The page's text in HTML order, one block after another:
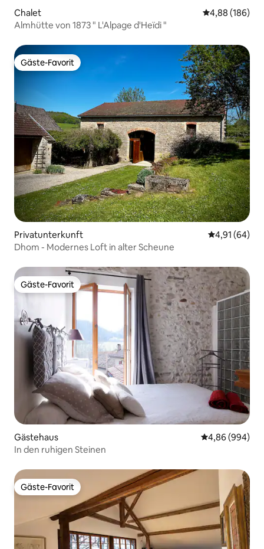
Chalet
4,88 (186)
Almhütte von 1873 " L'Alpage d'Heïdi "
Gäste-Favorit
Gäste-Favorit
Privatunterkunft
4,91 (64)
Dhom - Modernes Loft in alter Scheune
Gäste-Favorit
Gäste-Favorit
Gästehaus
4,86 (994)
In den ruhigen Steinen
Gäste-Favorit
Gäste-Favorit